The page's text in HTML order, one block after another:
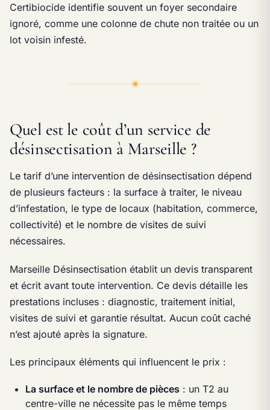
Certibiocide identifie souvent un foyer secondaire
ignoré, comme une colonne de chute non traitée ou un
lot voisin infesté.
Quel est le coût d’un service de
désinsectisation à Marseille ?
Le tarif d’une intervention de désinsectisation dépend
de plusieurs facteurs : la surface à traiter, le niveau
d’infestation, le type de locaux (habitation, commerce,
collectivité) et le nombre de visites de suivi
nécessaires.
Marseille Désinsectisation établit un devis transparent
et écrit avant toute intervention. Ce devis détaille les
prestations incluses : diagnostic, traitement initial,
visites de suivi et garantie résultat. Aucun coût caché
n’est ajouté après la signature.
Les principaux éléments qui influencent le prix :
La surface et le nombre de pièces : un T2 au
centre-ville ne nécessite pas le même temps